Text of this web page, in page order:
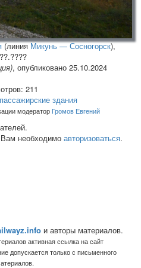
(линияМикунь — Сосногорск),
, опубликовано 25.10.2024
211
здания
модератор Громов Евгений
необходимо авторизоваться.
и авторы материалов.
активная ссылка на сайт
допускается только с письменного